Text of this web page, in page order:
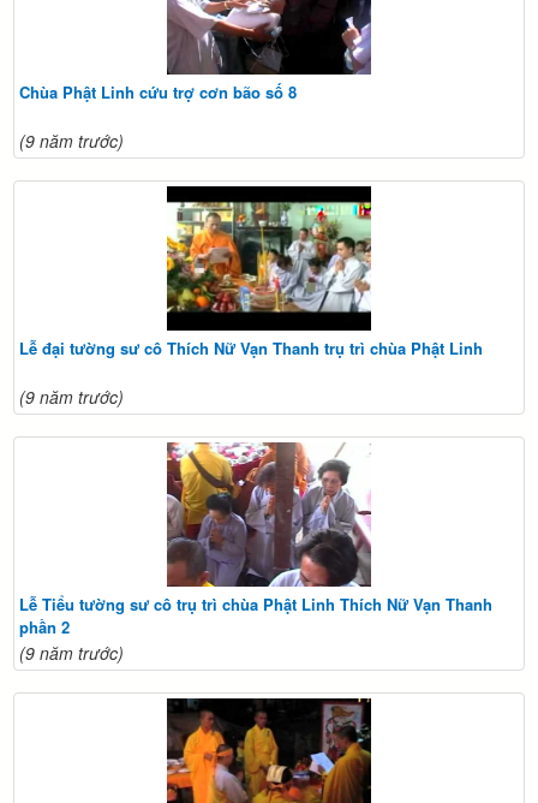
Chùa Phật Linh cứu trợ cơn bão số 8
(9 năm trước)
Lễ đại tường sư cô Thích Nữ Vạn Thanh trụ trì chùa Phật Linh
(9 năm trước)
Lễ Tiểu tường sư cô trụ trì chùa Phật Linh Thích Nữ Vạn Thanh
phần 2
(9 năm trước)